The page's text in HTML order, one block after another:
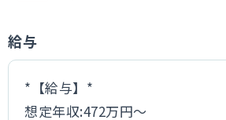
給与
*【給与】*
想定年収:472万円～